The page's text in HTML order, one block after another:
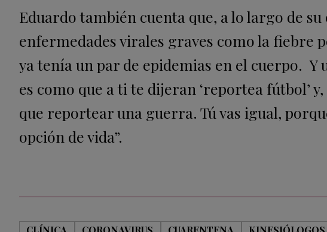
Eduardo también cuenta que, a lo largo de
enfermedades virales graves como la fiebre
ya tenía un par de epidemias en el cuerpo. Y
es como que a ti te dijeran ‘reportea fútbol’
que reportear una guerra. Tú vas igual,
opción de vida”.